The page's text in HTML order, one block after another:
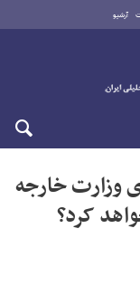
آرشیو
وزارت خارجه
کرد؟